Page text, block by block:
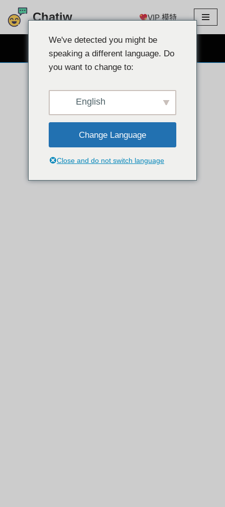
跳
容
Chatiw VIP 模特
We've detected you might be
speaking a different language. Do
you want to change to:
English
Change Language
Close and do not switch language